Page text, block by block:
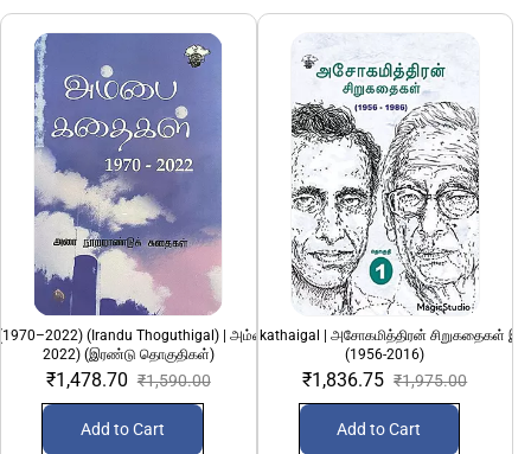
(Irandu Thoguthigal) | அம்பை கதைகள் (1970-
2022) (இரண்டு தொகுதிகள்)
₹1,478.70 ₹1,590.00
Add to Cart
Asokamithran Sirukathaigal | அசோகமித்திரன் சிறுகதைகள்
(1956-2016)
₹1,836.75 ₹1,975.00
Add to Cart